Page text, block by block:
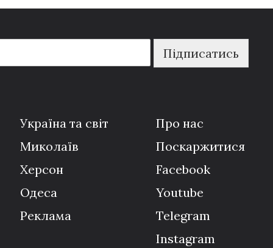
Підписатись
Україна та світ
Миколаїв
Херсон
Одеса
Реклама
Про нас
Поскаржитися
Facebook
Youtube
Telegram
Instagram